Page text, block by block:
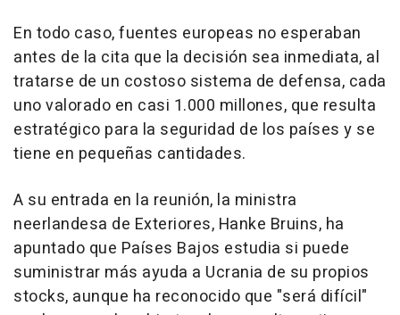
En todo caso, fuentes europeas no esperaban
antes de la cita que la decisión sea inmediata, al
tratarse de un costoso sistema de defensa, cada
uno valorado en casi 1.000 millones, que resulta
estratégico para la seguridad de los países y se
tiene en pequeñas cantidades.
A su entrada en la reunión, la ministra
neerlandesa de Exteriores, Hanke Bruins, ha
apuntado que Países Bajos estudia si puede
suministrar más ayuda a Ucrania de su propios
stocks, aunque ha reconocido que "será difícil"